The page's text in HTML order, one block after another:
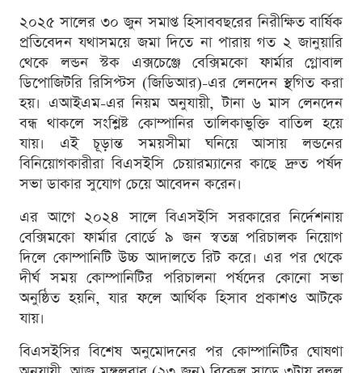
২০২৫ সালের ৩০ জুন সমাপ্ত হিসাববছরের নিরীক্ষিত বার্ষিক
প্রতিবেদন যথাসময়ে জমা দিতে না পারায় গত ২ জানুয়ারি
থেকে লন্ডন স্টক এক্সচেঞ্জে বেক্সিমকো ফার্মার গ্লোবাল
ডিপোজিটরি রিসিপ্টস (জিডিআর)-এর লেনদেন স্থগিত করা
হয়। এআইএম-এর নিয়ম অনুযায়ী, টানা ৬ মাস লেনদেন
বন্ধ থাকলে সংশ্লিষ্ট কোম্পানির তালিকাভুক্তি বাতিল হয়ে
যায়। এই চূড়ান্ত সময়সীমা ঘনিয়ে আসায় লন্ডনের
বিনিয়োগকারীরা বিএসইসি চেয়ারম্যানের কাছে দ্রুত পর্ষদ
সভা ডাকার সুযোগ চেয়ে আবেদন করেন।
এর আগে ২০২৪ সালে বিএসইসি সরকারের নির্দেশনায়
বেক্সিমকো ফার্মার বোর্ডে ৯ জন স্বতন্ত্র পরিচালক নিয়োগ
দিলে কোম্পানিটি উচ্চ আদালতে রিট করে। এর পর থেকে
দীর্ঘ সময় কোম্পানিটির পরিচালনা পর্ষদের কোনো সভা
অনুষ্ঠিত হয়নি, যার ফলে আর্থিক হিসাব প্রকাশও আটকে
যায়।
বিএসইসির বিশেষ অনুমোদনের পর কোম্পানিটির ঘোষণা